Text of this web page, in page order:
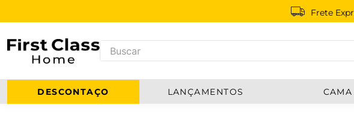
Frete
DESCONTAÇO LANÇAMENTOS CAMA